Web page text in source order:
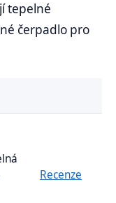
tepelné
čerpadlo pro
Recenze